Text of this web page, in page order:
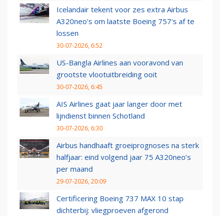
Icelandair tekent voor zes extra Airbus
A320neo's om laatste Boeing 757's af te
lossen
30-07-2026, 6:52
US-Bangla Airlines aan vooravond van
grootste vlootuitbreiding ooit
30-07-2026, 6:45
AIS Airlines gaat jaar langer door met
lijndienst binnen Schotland
30-07-2026, 6:30
Airbus handhaaft groeiprognoses na sterk
halfjaar: eind volgend jaar 75 A320neo’s
per maand
29-07-2026, 20:09
Certificering Boeing 737 MAX 10 stap
dichterbij: vliegproeven afgerond